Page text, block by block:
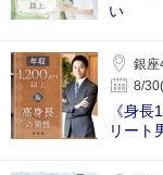
い
銀座
8/
《身
リート